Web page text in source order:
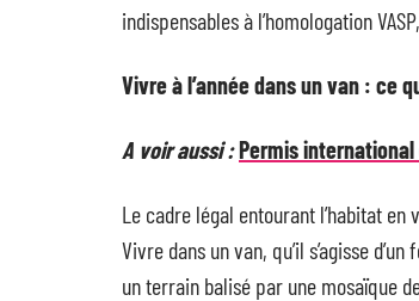
indispensables à l’homologation
Vivre à l’année dans un van : ce
A voir aussi :Permis
Le cadre légal entourant l’habitat en
Vivre dans un van, qu’il s’agisse
un terrain balisé par une mosaïque